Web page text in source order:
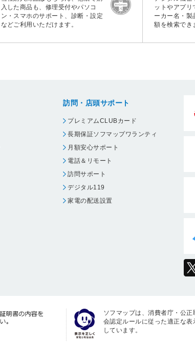
入した商品も、修理受付やパソコ
ン・スマホのサポート、診断・設定
などご利用いただけます。
ットやアプリ
ーカー名・製
額を検索でき
訪問・店頭サポート
プレミアムCLUBカード
長期保証ソフマップワランティ
月額安心サポート
電話＆リモート
訪問サポート
デジタル119
家電の配送設置
ソフマップは、消費者庁・公正
会認定ルールに従った適正な表
しています。